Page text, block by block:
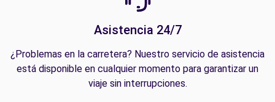
Asistencia 24/7
¿Problemas en la carretera? Nuestro servicio de asistencia
está disponible en cualquier momento para garantizar un
viaje sin interrupciones.